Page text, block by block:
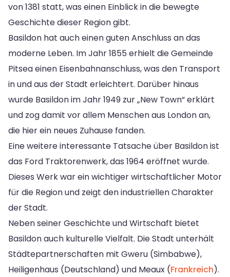
von 1381 statt, was einen Einblick in die bewegte
Geschichte dieser Region gibt.
Basildon hat auch einen guten Anschluss an das
moderne Leben. Im Jahr 1855 erhielt die Gemeinde
Pitsea einen Eisenbahnanschluss, was den Transport
in und aus der Stadt erleichtert. Darüber hinaus
wurde Basildon im Jahr 1949 zur „New Town“ erklärt
und zog damit vor allem Menschen aus London an,
die hier ein neues Zuhause fanden.
Eine weitere interessante Tatsache über Basildon ist
das Ford Traktorenwerk, das 1964 eröffnet wurde.
Dieses Werk war ein wichtiger wirtschaftlicher Motor
für die Region und zeigt den industriellen Charakter
der Stadt.
Neben seiner Geschichte und Wirtschaft bietet
Basildon auch kulturelle Vielfalt. Die Stadt unterhält
Städtepartnerschaften mit Gweru (Simbabwe),
Heiligenhaus (Deutschland) und Meaux (Frankreich).